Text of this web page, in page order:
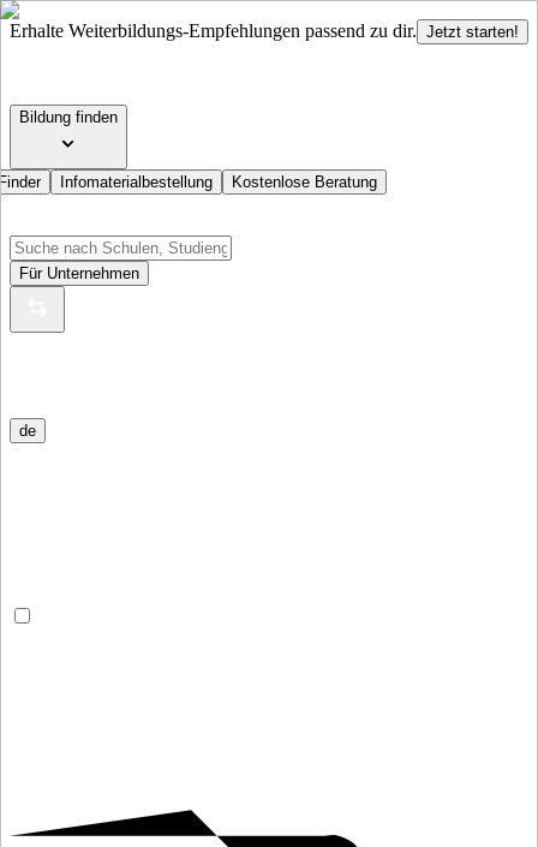
Erhalte Weiterbildungs-Empfehlungen passend zu dir. Jetzt starten!
Bildung finden
Infomaterialbestellung Kostenlose Beratung
Für Unternehmen
de